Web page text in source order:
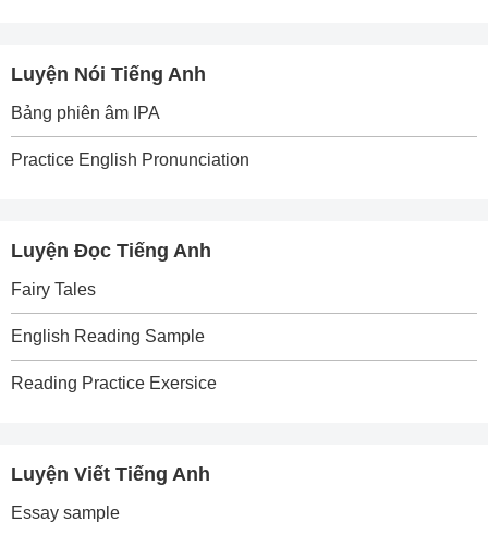
Luyện Nói Tiếng Anh
Bảng phiên âm IPA
Practice English Pronunciation
Luyện Đọc Tiếng Anh
Fairy Tales
English Reading Sample
Reading Practice Exersice
Luyện Viết Tiếng Anh
Essay sample